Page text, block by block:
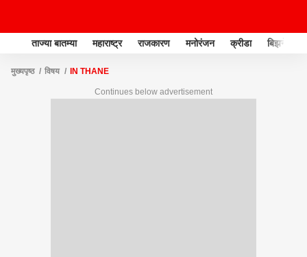
ताज्या बातम्या महाराष्ट्र राजकारण मनोरंजन क्रीडा बिझनेस
मुख्यपृष्ठ विषय IN THANE
Continues below advertisement